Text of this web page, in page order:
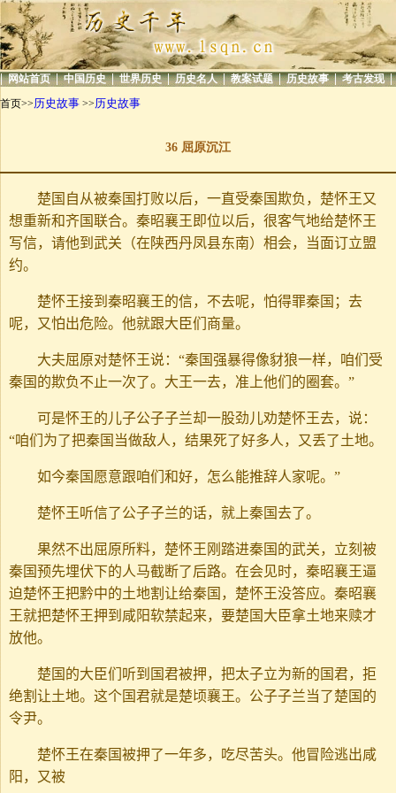
| 网站首页 | 中国历史 | 世界历史 | 历史名人 | 教案试题 | 历史故事 | 考古发现 |
首页>>历史故事 >>历史故事
36 屈原沉江
楚国自从被秦国打败以后，一直受秦国欺负，楚怀王又
想重新和齐国联合。秦昭襄王即位以后，很客气地给楚怀王
写信，请他到武关（在陕西丹凤县东南）相会，当面订立盟
约。
楚怀王接到秦昭襄王的信，不去呢，怕得罪秦国；去
呢，又怕出危险。他就跟大臣们商量。
大夫屈原对楚怀王说：“秦国强暴得像豺狼一样，咱们受
秦国的欺负不止一次了。大王一去，准上他们的圈套。”
可是怀王的儿子公子子兰却一股劲儿劝楚怀王去，说：
“咱们为了把秦国当做敌人，结果死了好多人，又丢了土地。
如今秦国愿意跟咱们和好，怎么能推辞人家呢。”
楚怀王听信了公子子兰的话，就上秦国去了。
果然不出屈原所料，楚怀王刚踏进秦国的武关，立刻被
秦国预先埋伏下的人马截断了后路。在会见时，秦昭襄王逼
迫楚怀王把黔中的土地割让给秦国，楚怀王没答应。秦昭襄
王就把楚怀王押到咸阳软禁起来，要楚国大臣拿土地来赎才
放他。
楚国的大臣们听到国君被押，把太子立为新的国君，拒
绝割让土地。这个国君就是楚顷襄王。公子子兰当了楚国的
令尹。
楚怀王在秦国被押了一年多，吃尽苦头。他冒险逃出咸
阳，又被